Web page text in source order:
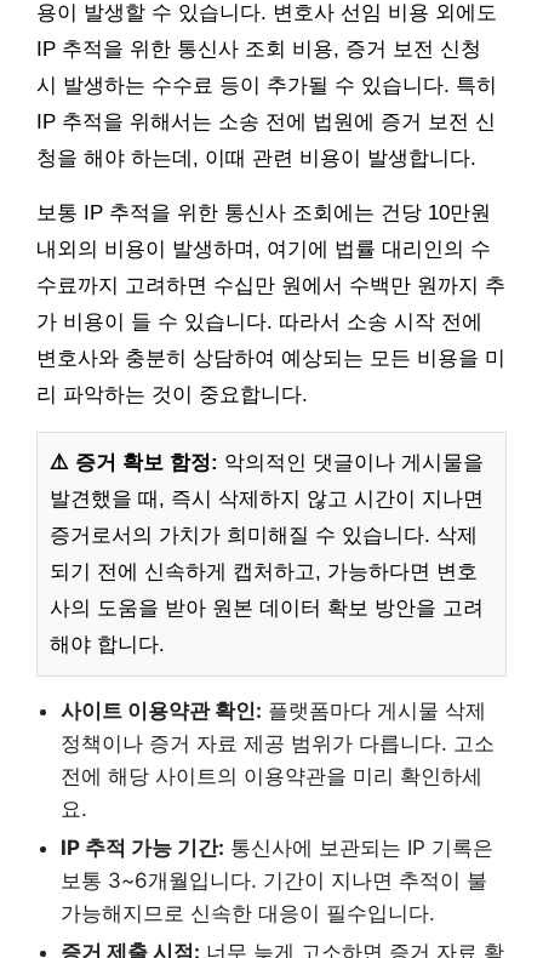
용이 발생할 수 있습니다. 변호사 선임 비용 외에도
IP 추적을 위한 통신사 조회 비용, 증거 보전 신청
시 발생하는 수수료 등이 추가될 수 있습니다. 특히
IP 추적을 위해서는 소송 전에 법원에 증거 보전 신
청을 해야 하는데, 이때 관련 비용이 발생합니다.
보통 IP 추적을 위한 통신사 조회에는 건당 10만원
내외의 비용이 발생하며, 여기에 법률 대리인의 수
수료까지 고려하면 수십만 원에서 수백만 원까지 추
가 비용이 들 수 있습니다. 따라서 소송 시작 전에
변호사와 충분히 상담하여 예상되는 모든 비용을 미
리 파악하는 것이 중요합니다.
⚠️ 증거 확보 함정: 악의적인 댓글이나 게시물을
발견했을 때, 즉시 삭제하지 않고 시간이 지나면
증거로서의 가치가 희미해질 수 있습니다. 삭제
되기 전에 신속하게 캡처하고, 가능하다면 변호
사의 도움을 받아 원본 데이터 확보 방안을 고려
해야 합니다.
사이트 이용약관 확인: 플랫폼마다 게시물 삭제
정책이나 증거 자료 제공 범위가 다릅니다. 고소
전에 해당 사이트의 이용약관을 미리 확인하세
요.
IP 추적 가능 기간: 통신사에 보관되는 IP 기록은
보통 3~6개월입니다. 기간이 지나면 추적이 불
가능해지므로 신속한 대응이 필수입니다.
증거 제출 시점: 너무 늦게 고소하면 증거 자료 확